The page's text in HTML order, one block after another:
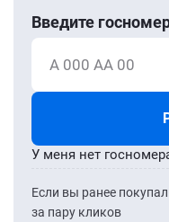
Введите
А 000 АА 00
Если вы ранее
за пару кликов
У меня нет